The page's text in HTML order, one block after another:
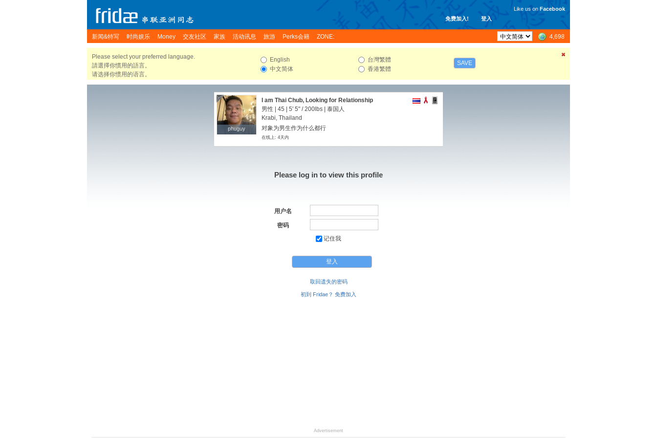
免费加入! 登入
Like us on Facebook
新闻&特写 时尚娱乐 Money 交友社区 家族 活动讯息 旅游 Perks会籍 ZONE: 4,698
Please select your preferred language.
請選擇你慣用的語言。
请选择你惯用的语言。
English
中文简体
台灣繁體
香港繁體
SAVE
phuguy
phuguy
I am Thai Chub, Looking for Relationship
男性 | 45 | 5' 5" /200lbs | 泰国人
Krabi, Thailand
对象为男生作为什么都行
在线上: 4天内
Please log in to view this profile
用户名
密码
记住我
取回遗失的密码
初到 Fridae？ 免费加入
Advertisement